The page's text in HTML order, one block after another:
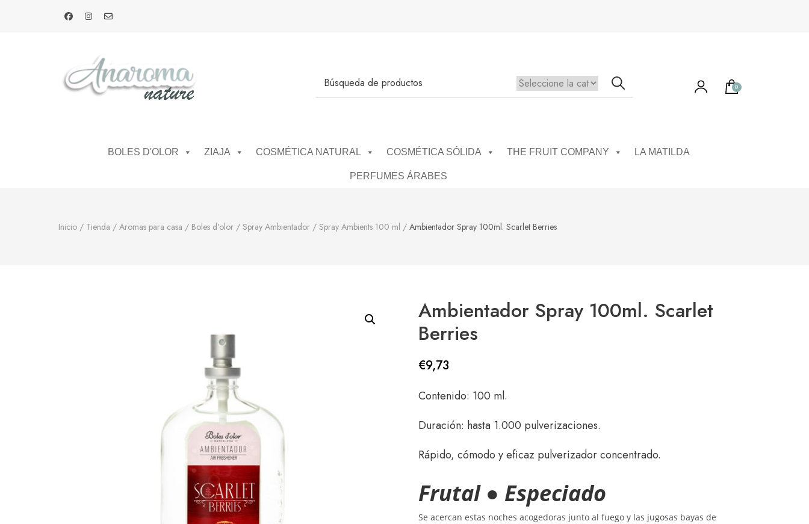
0
BOLES D'OLOR ZIAJA COSMÉTICA NATURAL COSMÉTICA SÓLIDA THE FRUIT COMPANY LA MATILDA
PERFUMES ÁRABES
Inicio / Tienda / Aromas para casa / Boles d'olor / Spray Ambientador / Spray Ambients 100 ml / Ambientador Spray 100ml. Scarlet Berries
Ambientador Spray 100ml. Scarlet
Berries
€9,73
Contenido: 100 ml.
Duración: hasta 1.000 pulverizaciones.
Rápido, cómodo y eficaz pulverizador concentrado.
Frutal ● Especiado
Se acercan estas noches acogedoras junto al fuego y las jugosas bayas de